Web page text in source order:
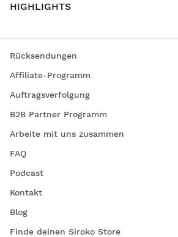
HIGHLIGHTS
Rücksendungen
Affiliate-Programm
Auftragsverfolgung
B2B Partner Programm
Arbeite mit uns zusammen
FAQ
Podcast
Kontakt
Blog
Finde deinen Siroko Store